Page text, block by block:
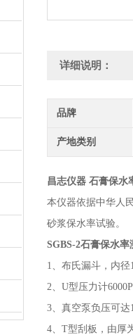
详细说明：
品牌
产地类别
昌志仪器 石膏保水
本仪器依据中华人
砂浆保水率试验。
SGBS-2石膏保水
1、布氏漏斗，内径
2、U型压力计
3、真空泵负压可达
4、T型刮板，由厚